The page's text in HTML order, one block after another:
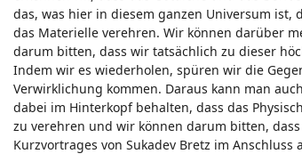
das, was hier in diesem ganzen Universum
das Materielle verehren. Wir können darüber
darum bitten, dass wir tatsächlich zu dieser
Indem wir es wiederholen, spüren wir die
Verwirklichung kommen. Daraus kann man
dabei im Hinterkopf behalten, dass das
zu verehren und wir können darum bitten,
Kurzvortrages von Sukadev Bretz im Anschluss